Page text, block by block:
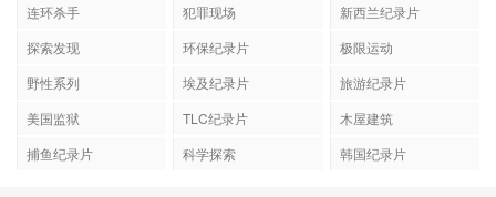
连环杀手
犯罪现场
新西兰纪录片
探索发现
环保纪录片
极限运动
野性系列
埃及纪录片
旅游纪录片
美国监狱
TLC纪录片
木屋建筑
捕鱼纪录片
科学探索 韩国纪录片